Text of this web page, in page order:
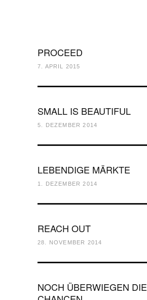
PROCEED
7. APRIL 2015
SMALL IS BEAUTIFUL
5. DEZEMBER 2014
LEBENDIGE MÄRKTE
1. DEZEMBER 2014
REACH OUT
28. NOVEMBER 2014
NOCH ÜBERWIEGEN DIE